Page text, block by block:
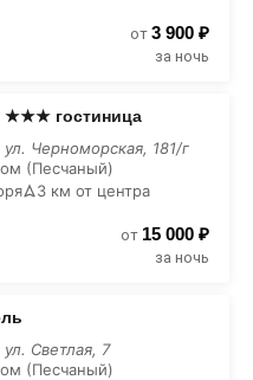
от 3 900 ₽
за ночь
★★★ гостиница
ул. Черноморская, 181/г
(Песчаный)
3 км от центра
от 15 000 ₽
за ночь
Светлая, 7
(Песчаный)